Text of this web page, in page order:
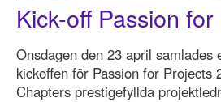
Kick-off Passion
Onsdagen den 23 april
kickoffen för Passion for Projects
Chapters prestigefyllda